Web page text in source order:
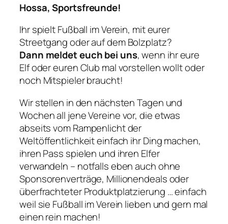
Hossa, Sportsfreunde!
Ihr spielt Fußball im Verein, mit eurer
Streetgang oder auf dem Bolzplatz?
Dann meldet euch bei uns, wenn ihr eure
Elf oder euren Club mal vorstellen wollt oder
noch Mitspieler braucht!
Wir stellen in den nächsten Tagen und
Wochen all jene Vereine vor, die etwas
abseits vom Rampenlicht der
Weltöffentlichkeit einfach ihr Ding machen,
ihren Pass spielen und ihren Elfer
verwandeln – notfalls eben auch ohne
Sponsorenverträge, Millionendeals oder
überfrachteter Produktplatzierung … einfach
weil sie Fußball im Verein lieben und gern mal
einen rein machen!